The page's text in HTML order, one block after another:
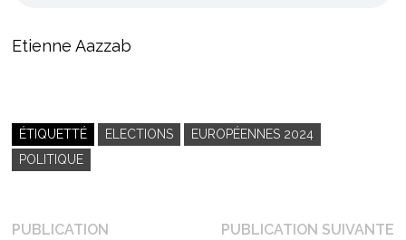
Etienne Aazzab
ÉTIQUETTÉ ELECTIONS
EUROPÉENNES 2024
POLITIQUE
Navigation
PUBLICATION
PUBLICATION SUIVANTE